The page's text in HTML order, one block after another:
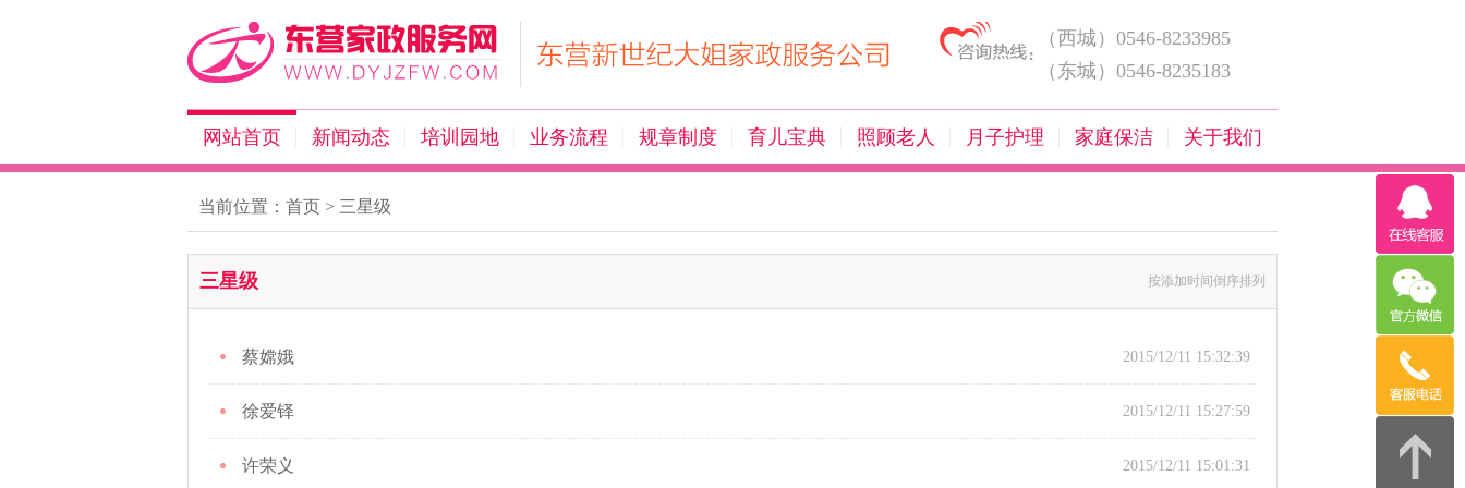
（西城）0546-8233985
（东城）0546-8235183
网站首页 新闻动态 培训园地 业务流程 规章制度 育儿宝典 照顾老人 月子护理 家庭保洁 关于我们
当前位置： 首页 > 三星级
按添加时间倒序排列
三星级
2015/12/11 15:32:39
蔡嫦娥
2015/12/11 15:27:59
徐爱铎
2015/12/11 15:01:31
许荣义